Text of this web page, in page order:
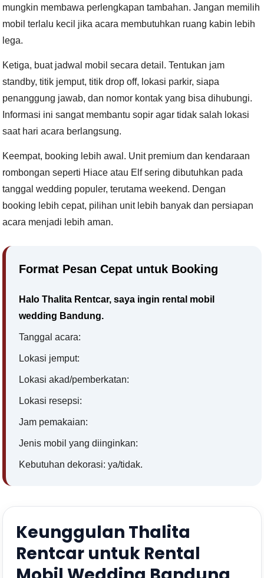
mungkin membawa perlengkapan tambahan. Jangan memilih
mobil terlalu kecil jika acara membutuhkan ruang kabin lebih
lega.
Ketiga, buat jadwal mobil secara detail. Tentukan jam
standby, titik jemput, titik drop off, lokasi parkir, siapa
penanggung jawab, dan nomor kontak yang bisa dihubungi.
Informasi ini sangat membantu sopir agar tidak salah lokasi
saat hari acara berlangsung.
Keempat, booking lebih awal. Unit premium dan kendaraan
rombongan seperti Hiace atau Elf sering dibutuhkan pada
tanggal wedding populer, terutama weekend. Dengan
booking lebih cepat, pilihan unit lebih banyak dan persiapan
acara menjadi lebih aman.
Format Pesan Cepat untuk Booking
Halo Thalita Rentcar, saya ingin rental mobil
wedding Bandung.
Tanggal acara:
Lokasi jemput:
Lokasi akad/pemberkatan:
Lokasi resepsi:
Jam pemakaian:
Jenis mobil yang diinginkan:
Kebutuhan dekorasi: ya/tidak.
Keunggulan Thalita
Rentcar untuk Rental